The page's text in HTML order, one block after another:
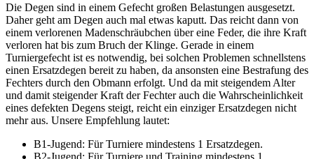
Die Degen sind in einem Gefecht großen Belastungen ausgesetzt.
Daher geht am Degen auch mal etwas kaputt. Das reicht dann von
einem verlorenen Madenschräubchen über eine Feder, die ihre Kraft
verloren hat bis zum Bruch der Klinge. Gerade in einem
Turniergefecht ist es notwendig, bei solchen Problemen schnellstens
einen Ersatzdegen bereit zu haben, da ansonsten eine Bestrafung des
Fechters durch den Obmann erfolgt. Und da mit steigendem Alter
und damit steigender Kraft der Fechter auch die Wahrscheinlichkeit
eines defekten Degens steigt, reicht ein einziger Ersatzdegen nicht
mehr aus. Unsere Empfehlung lautet:
B1-Jugend: Für Turniere mindestens 1 Ersatzdegen.
B2-Jugend: Für Turniere und Training mindestens 1